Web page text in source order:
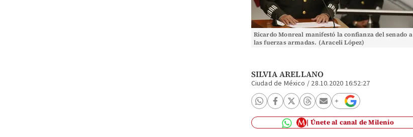
Ricardo Monreal manifestó la confianza del senado a
las fuerzas armadas. (Araceli López)
SILVIA ARELLANO
Ciudad de México / 28.10.2020 16:52:27
Únete al canal de Milenio